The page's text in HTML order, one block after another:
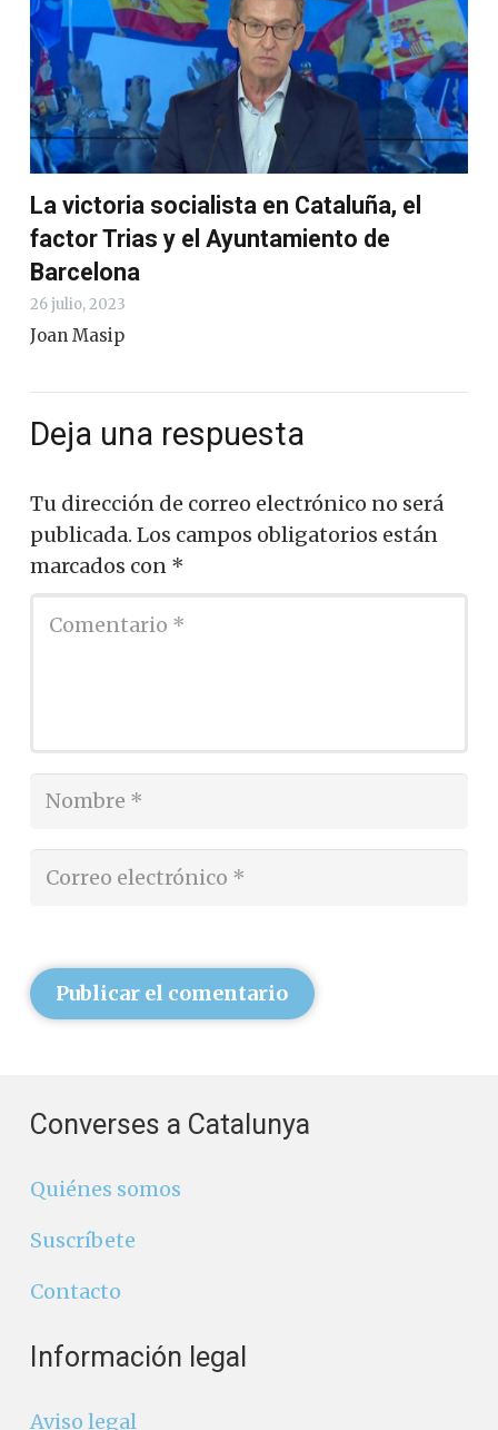
La victoria socialista en Cataluña, el
factor Trias y el Ayuntamiento de
Barcelona
26 julio, 2023
Joan Masip
Deja una respuesta
Tu dirección de correo electrónico no será
publicada. Los campos obligatorios están
marcados con *
Publicar el comentario
Converses a Catalunya
Quiénes somos
Suscríbete
Contacto
Información legal
Aviso legal